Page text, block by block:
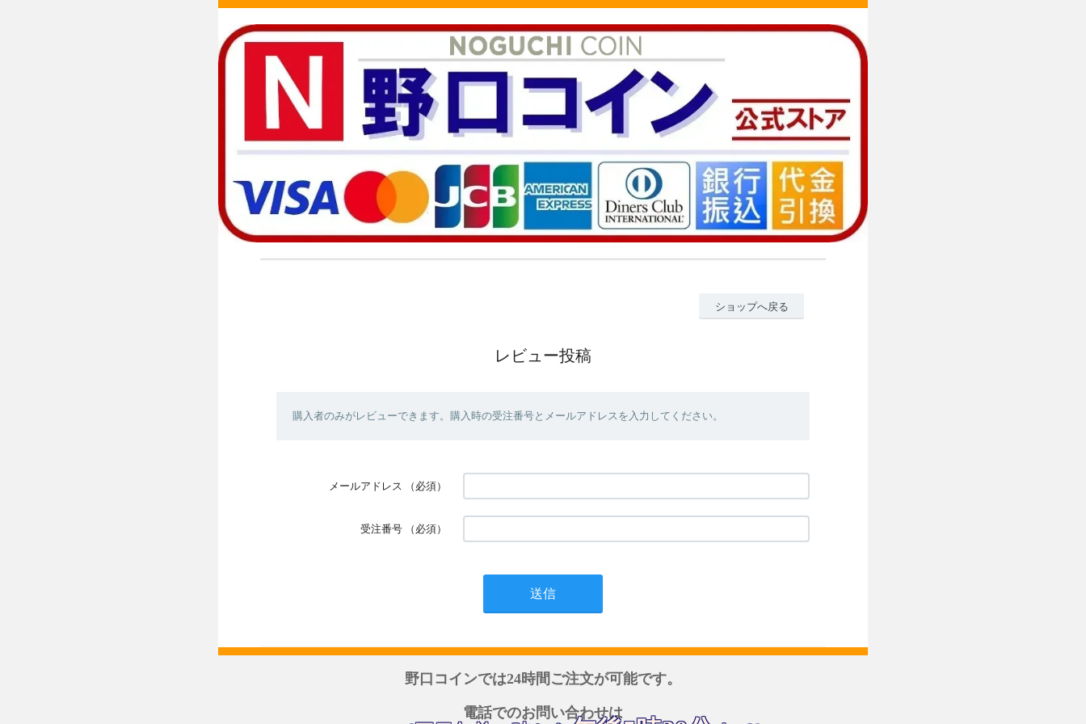
ショップへ戻る
レビュー投稿
購入者のみがレビューできます。購入時の受注番号とメールアドレスを入力してください。
メールアドレス （必須）
受注番号 （必須）
野口コインでは24時間ご注文が可能です。
電話でのお問い合わせは